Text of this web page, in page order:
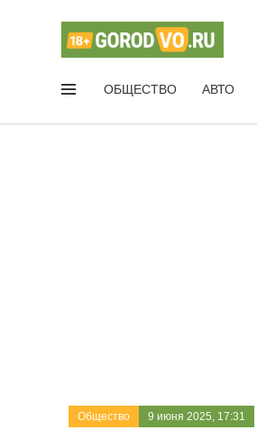
ОБЩЕСТВО АВТО
Общество 9 июня 2025, 17:31